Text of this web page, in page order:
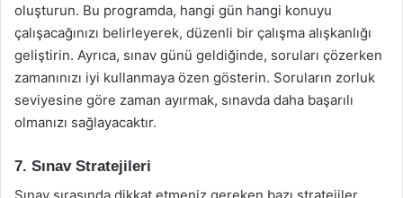
oluşturun. Bu programda, hangi gün hangi konuyu
çalışacağınızı belirleyerek, düzenli bir çalışma alışkanlığı
geliştirin. Ayrıca, sınav günü geldiğinde, soruları çözerken
zamanınızı iyi kullanmaya özen gösterin. Soruların zorluk
seviyesine göre zaman ayırmak, sınavda daha başarılı
olmanızı sağlayacaktır.
7. Sınav Stratejileri